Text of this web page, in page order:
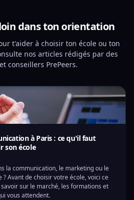
dans ton orientation
t'aider à choisir ton école ou ton
nos articles rédigés par des
conseillers PrePeers.
à Paris : ce qu'il faut
son école
la communication, le marketing ou le
Avant de choisir votre école, voici ce
sur le marché, les formations et
vous attendent.